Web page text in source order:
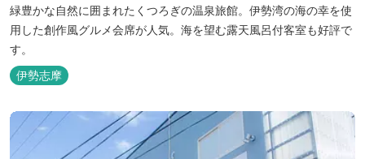
緑豊かな自然に囲まれたくつろぎの温泉旅館。伊勢湾の海の幸を使
用した創作風グルメ会席が人気。海を望む露天風呂付客室も好評で
す。
伊勢志摩